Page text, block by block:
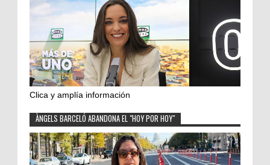
Clica y amplía información
ÀNGELS BARCELÓ ABANDONA EL "HOY POR HOY"